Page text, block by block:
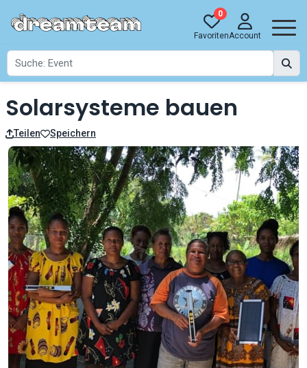
0
FavoritenAccount
Solarsysteme bauen
Teilen Speichern